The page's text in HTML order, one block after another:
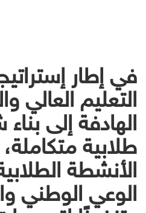
في إطار
التعليم العالي
الهادفة إلى
طلابية
الأنشطة
الوعي الوطني